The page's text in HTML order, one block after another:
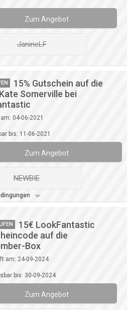
Zum Angebot
JanineLF
15% Gutschein auf die
Somerville bei
04-06-2021
bis: 11-06-2021
Zum Angebot
NEWBIE
15€ LookFantastic
auf die
Box
am: 24-09-2024
bis: 30-09-2024
Zum Angebot